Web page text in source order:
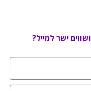
ישר למייל?